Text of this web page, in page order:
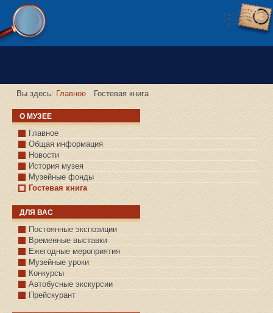
Версия сайта для слабовидящих
Вы здесь: Главное Гостевая книга
О МУЗЕЕ
Главное
Общая информация
Новости
История музея
Музейные фонды
Гостевая книга
ДЛЯ ВАС
Постоянные экспозиции
Временные выставки
Ежегодные мероприятия
Музейные уроки
Конкурсы
Автобусные экскурсии
Прейскурант